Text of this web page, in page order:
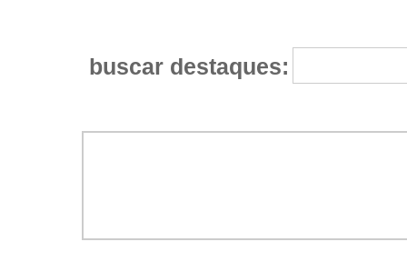
buscar destaques: